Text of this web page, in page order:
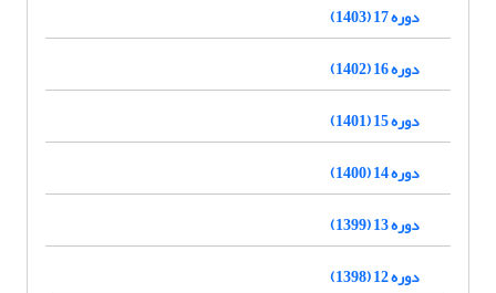
دوره 17 (1403)
دوره 16 (1402)
دوره 15 (1401)
دوره 14 (1400)
دوره 13 (1399)
دوره 12 (1398)